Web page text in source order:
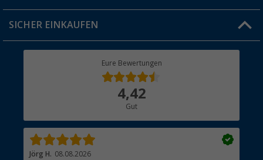
Jobs & Karriere
Rücksendung
SICHER EINKAUFEN
Eure Bewertungen
4,42
Gut
Jörg H. 08.08.2026